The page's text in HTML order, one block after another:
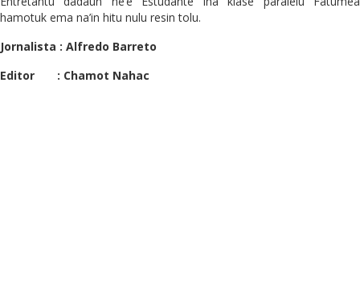
hamotuk ema na’in hitu nulu resin tolu.
Jornalista : Alfredo Barreto
Editor : Chamot Nahac